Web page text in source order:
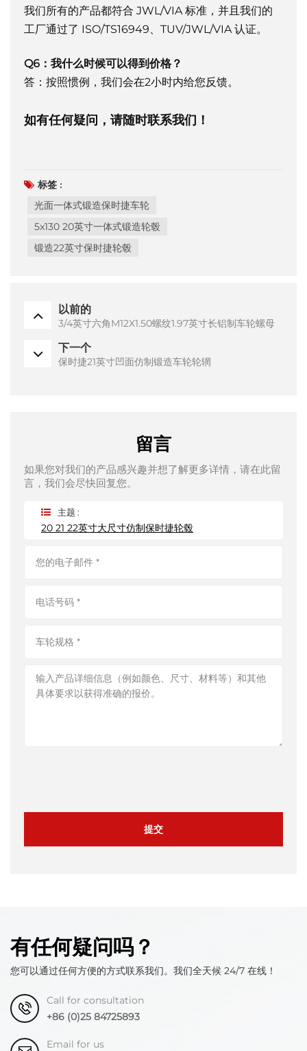
我们所有的产品都符合 JWL/VIA 标准，并且我们的
工厂通过了 ISO/TS16949、TUV/JWL/VIA 认证。
Q6：我什么时候可以得到价格？
答：按照惯例，我们会在2小时内给您反馈。
如有任何疑问，请随时联系我们！
标签 :
光面一体式锻造保时捷车轮
5x130 20英寸一体式锻造轮毂
锻造22英寸保时捷轮毂
以前的
3/4英寸六角M12X1.50螺纹1.97英寸长铝制车轮螺母
下一个
保时捷21英寸凹面仿制锻造车轮轮辋
留言
如果您对我们的产品感兴趣并想了解更多详情，请在此留
言，我们会尽快回复您。
主题 :
20 21 22英寸大尺寸仿制保时捷轮毂
提交
有任何疑问吗？
您可以通过任何方便的方式联系我们。我们全天候 24/7 在线！
Call for consultation
+86 (0)25 84725893
Email for us